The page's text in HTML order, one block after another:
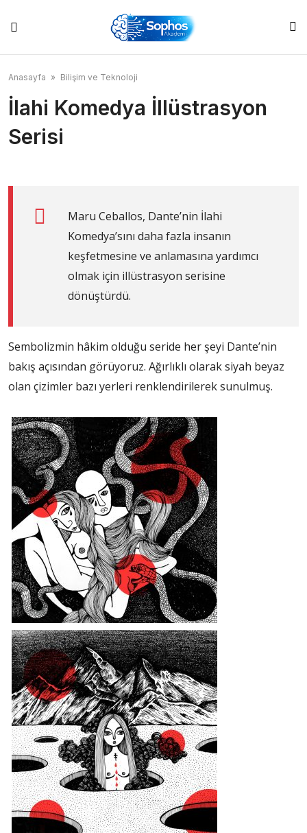
content
Anasayfa » Bilişim ve Teknoloji
İlahi Komedya İllüstrasyon
Serisi
Maru Ceballos, Dante’nin İlahi
Komedya’sını daha fazla insanın
keşfetmesine ve anlamasına yardımcı
olmak için illüstrasyon serisine
dönüştürdü.
Sembolizmin hâkim olduğu seride her şeyi Dante’nin
bakış açısından görüyoruz. Ağırlıklı olarak siyah beyaz
olan çizimler bazı yerleri renklendirilerek sunulmuş.